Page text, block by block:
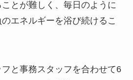
とが難しく、毎日のように
エネルギーを浴び続けるこ
と事務スタッフを合わせて6